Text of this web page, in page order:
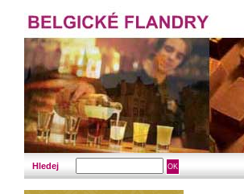
Hledej